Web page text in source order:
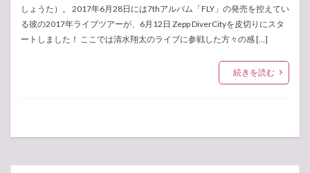
しょうた）。 2017年6月28日には7thアルバム「FLY」の発売を控えてい
る彼の2017年ライブツアーが、6月12日 Zepp DiverCityを皮切りにスタ
ートしました！ ここでは清水翔太のライブに参戦した方々の感 […]
続きを読む